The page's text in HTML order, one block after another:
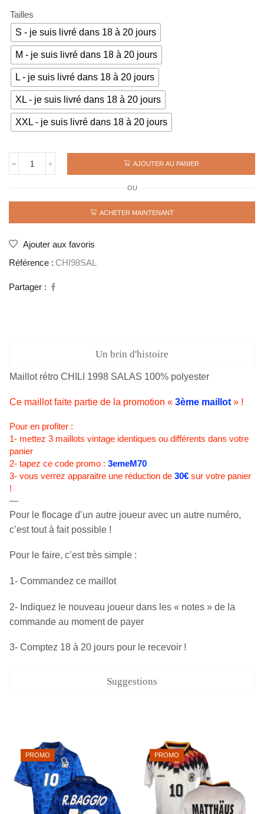
Tailles
S - je suis livré dans 18 à 20 jours
M - je suis livré dans 18 à 20 jours
L - je suis livré dans 18 à 20 jours
XL - je suis livré dans 18 à 20 jours
XXL - je suis livré dans 18 à 20 jours
quantité
rétro
AJOUTER AU PANIER
OU
ACHETER MAINTENANT
Ajouter aux favoris
Référence : CHI98SAL
Partager :
Un brin d'histoire
Maillot rétro CHILI 1998 SALAS 100% polyester
Ce maillot faite partie de la promotion « 3ème maillot » !
Pour en profiter :
1- mettez 3 maillots vintage identiques ou différents dans votre
panier
2- tapez ce code promo : 3emeM70
3- vous verrez apparaitre une réduction de 30€ sur votre panier
!
—
Pour le flocage d’un autre joueur avec un autre numéro,
c’est tout à fait possible !
Pour le faire, c’est très simple :
1- Commandez ce maillot
2- Indiquez le nouveau joueur dans les « notes » de la
commande au moment de payer
3- Comptez 18 à 20 jours pour le recevoir !
Suggestions
PROMO PROMO